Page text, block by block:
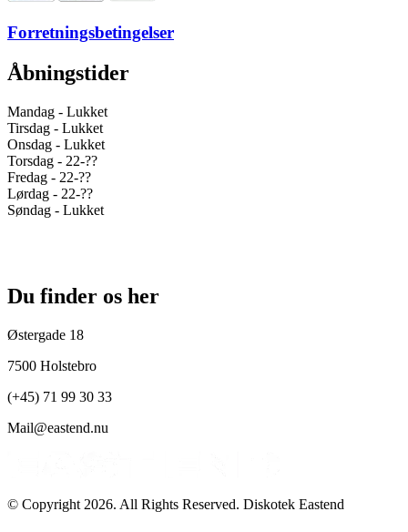
Forretningsbetingelser
Åbningstider
Mandag - Lukket
Tirsdag - Lukket
Onsdag - Lukket
Torsdag - 22-??
Fredag - 22-??
Lørdag - 22-??
Søndag - Lukket
Du finder os her
Østergade 18
7500 Holstebro
(+45) 71 99 30 33
Mail@eastend.nu
© Copyright 2026. All Rights Reserved. Diskotek Eastend